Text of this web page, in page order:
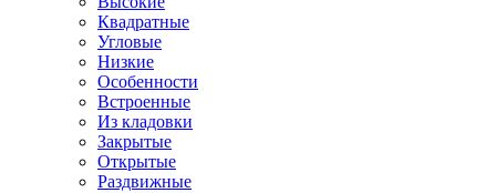
Квадратные
Угловые
Низкие
Особенности
Встроенные
Из кладовки
Закрытые
Открытые
Раздвижные